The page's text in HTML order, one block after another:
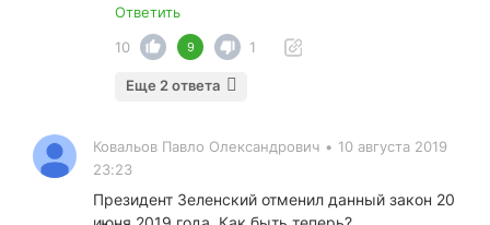
Ответить
10
9 1
Еще 2 ответа
Ковальов Павло Олександрович • 10 августа 2019
23:23
Президент Зеленский отменил данный закон 20